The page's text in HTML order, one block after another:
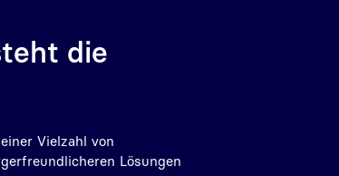
die
Vielzahl von
Lösungen